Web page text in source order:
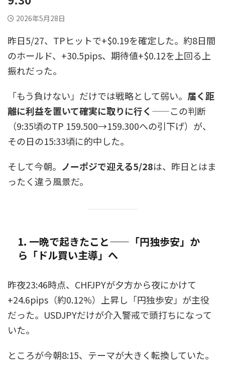
2026年5月28日
昨日5/27、TPヒットで+$0.19を確定した。約8日間
のホールド、+30.5pips、期待値+$0.12を上回る上
振れだった。
「もう負けない」だけでは戦略として弱い。 届く距
離に利益を置いて確実に取りに行く ——この判断
（9:35頃のTP 159.500→159.300への引下げ）が、
その日の15:33頃に的中した。
そして今朝。 ノーポジで迎える5/28は、昨日とはま
ったく違う風景だ。
1. 一晩で起きたこと——「円独歩安」か
ら「ドル買い主導」へ
昨夜23:46時点、CHFJPYが夕方から夜にかけて
+24.6pips（約0.12%）上昇し「円独歩安」が主役
だった。USDJPYだけが介入警戒で頭打ちになって
いた。
ところが今朝8:15、テーマが大きく転換していた。